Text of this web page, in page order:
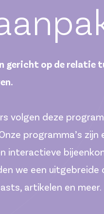
gericht op de relatie
volgen deze
programma’s
interactieve
we een uitgebreide
artikelen en meer.